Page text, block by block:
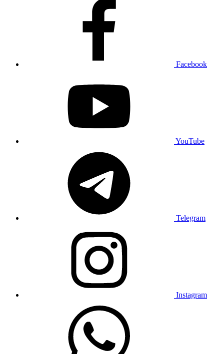
Facebook
YouTube
Telegram
Instagram